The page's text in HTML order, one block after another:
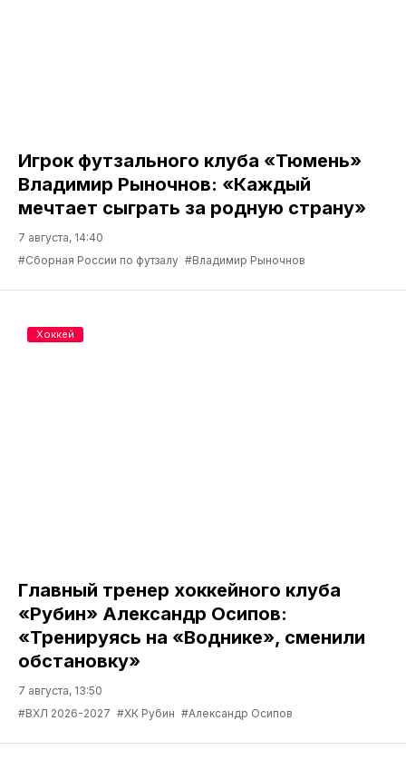
Игрок футзального клуба «Тюмень»
Владимир Рыночнов: «Каждый
мечтает сыграть за родную страну»
7 августа, 14:40
#Сборная России по футзалу #Владимир Рыночнов
Главный тренер хоккейного клуба
«Рубин» Александр Осипов:
«Тренируясь на «Воднике», сменили
обстановку»
7 августа, 13:50
#ВХЛ 2026-2027 #ХК Рубин #Александр Осипов
Хоккей